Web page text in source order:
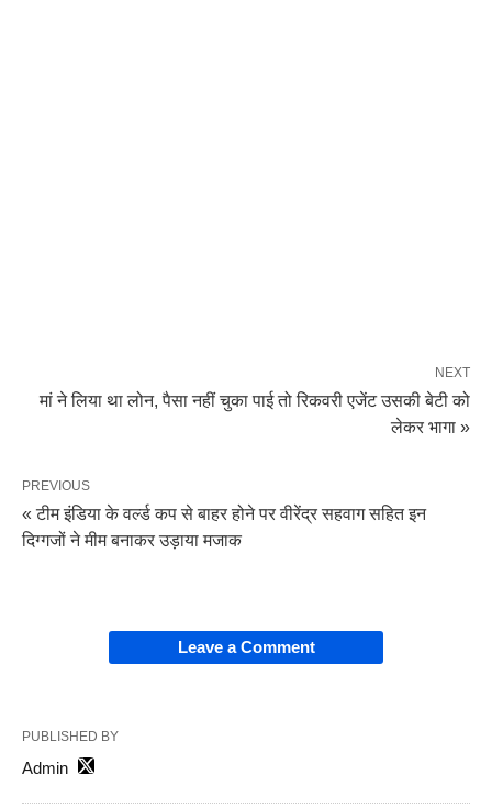
NEXT
मां ने लिया था लोन, पैसा नहीं चुका पाई तो रिकवरी एजेंट उसकी बेटी को
लेकर भागा »
PREVIOUS
« टीम इंडिया के वर्ल्ड कप से बाहर होने पर वीरेंद्र सहवाग सहित इन
दिग्गजों ने मीम बनाकर उड़ाया मजाक
Leave a Comment
PUBLISHED BY
Admin